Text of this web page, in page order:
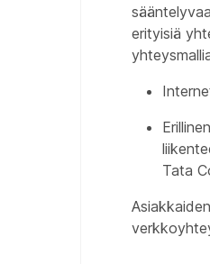
erityisiä
Tata